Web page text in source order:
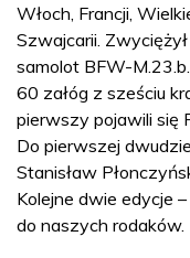
Włoch, Francji,
Szwajcarii.
samolot BFW-
60 załóg z sześciu
pierwszy pojawili się
Do pierwszej
Stanisław
Kolejne dwie edycje
do naszych rodaków.